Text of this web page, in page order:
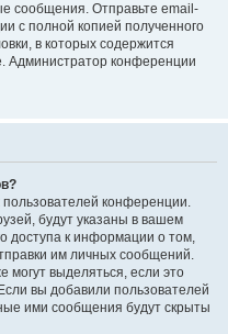
сообщения. Отправьте email-
с полной копией полученного
в которых содержится
Администратор конференции
пользователей конференции.
будут указаны в вашем
доступа к информации о том,
им личных сообщений.
могут выделяться, если это
вы добавили пользователей
ими сообщения будут скрыты